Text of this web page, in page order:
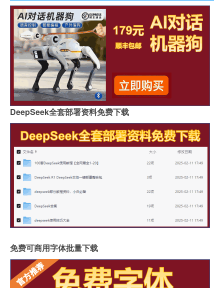
DeepSeek全套部署资料免费下载
免费可商用字体批量下载